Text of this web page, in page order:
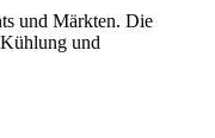
und Märkten. Die
und